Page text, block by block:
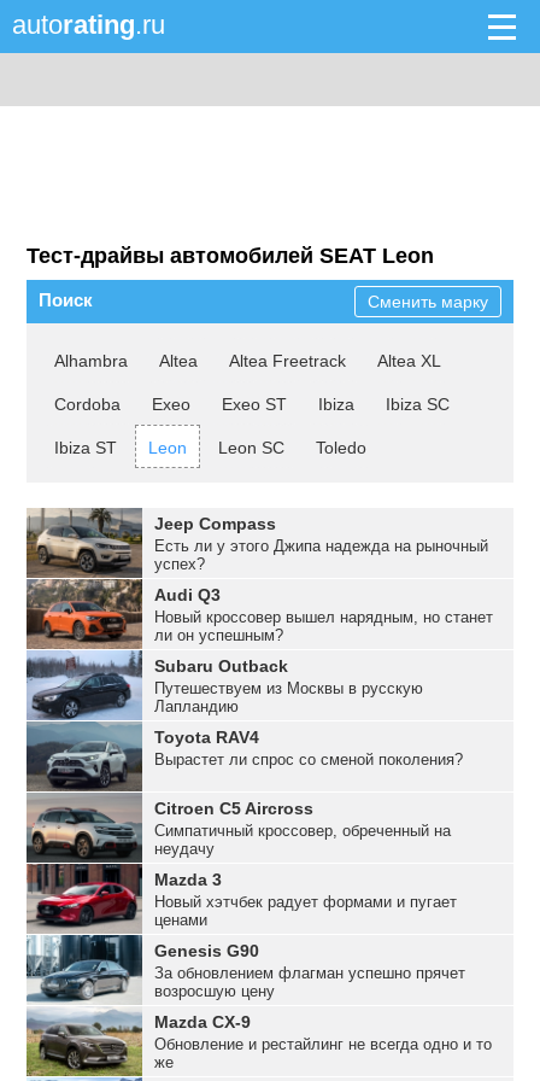
autorating.ru
Тест-драйвы автомобилей SEAT Leon
Поиск Сменить марку
Alhambra Altea Altea Freetrack Altea XL
Cordoba Exeo Exeo ST Ibiza Ibiza SC
Ibiza ST Leon Leon SC Toledo
Jeep Compass
Есть ли у этого Джипа надежда на рыночный
успех?
Audi Q3
Новый кроссовер вышел нарядным, но станет
ли он успешным?
Subaru Outback
Путешествуем из Москвы в русскую
Лапландию
Toyota RAV4
Вырастет ли спрос со сменой поколения?
Citroen C5 Aircross
Симпатичный кроссовер, обреченный на
неудачу
Mazda 3
Новый хэтчбек радует формами и пугает
ценами
Genesis G90
За обновлением флагман успешно прячет
возросшую цену
Mazda CX-9
Обновление и рестайлинг не всегда одно и то
же